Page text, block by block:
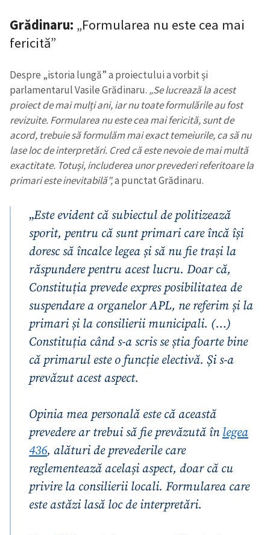
SUSȚINE
Grădinaru: „Formularea nu este cea mai
fericită”
Despre „istoria lungă” a proiectului a vorbit și
parlamentarul Vasile Grădinaru. „Se lucrează la acest
proiect de mai mulți ani, iar nu toate formulările au fost
revizuite. Formularea nu este cea mai fericită, sunt de
acord, trebuie să formulăm mai exact temeiurile, ca să nu
lase loc de interpretări. Cred că este nevoie de mai multă
exactitate. Totuși, includerea unor prevederi referitoare la
primari este inevitabilă”,a punctat Grădinaru.
„Este evident că subiectul de politizează
sporit, pentru că sunt primari care încă își
doresc să încalce legea și să nu fie trași la
răspundere pentru acest lucru. Doar că,
Constituția prevede expres posibilitatea de
suspendare a organelor APL, ne referim și la
primari și la consilierii municipali. (…)
Constituția când s-a scris se știa foarte bine
că primarul este o funcție electivă. Și s-a
prevăzut acest aspect.
Opinia mea personală este că această
prevedere ar trebui să fie prevăzută înlegea
436, alături de prevederile care
reglementează același aspect, doar că cu
privire la consilierii locali. Formularea care
este astăzi lasă loc de interpretări.